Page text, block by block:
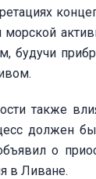
будучи
также
должен
о
в Ливане.